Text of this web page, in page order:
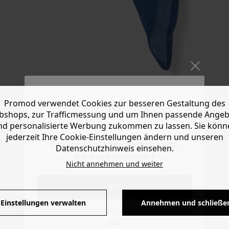
Do you want to be redirected to
können Sie nach Belieben auch im Seventies-Style im Haar
eingefassten Kanten kommt in Einheitsgröße. Eine schöne
Schutz der Biodiversität ohne Pestizide, Kunstdünger oder
wird.
- 18290805516
Promod verwendet Cookies zur besseren Gestaltung des
zur Trafficmessung und um Ihnen passende
personalisierte Werbung zukommen zu lassen. Sie
jederzeit Ihre Cookie-Einstellungen ändern und unseren
Datenschutzhinweis einsehen.
Nicht annehmen und weiter
Einstellungen verwalten Annehmen und